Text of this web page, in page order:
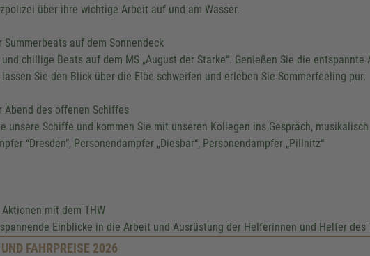
über ihre wichtige Arbeit auf und am Wasser.
Summerbeats auf dem Sonnendeck
chillige Beats auf dem MS „August der Starke“. Genießen Sie die entspannte
lassen Sie den Blick über die Elbe schweifen und erleben Sie Sommerfeeling pur.
Abend des offenen Schiffes
unsere Schiffe und kommen Sie mit unseren Kollegen ins Gespräch,
“Dresden”, Personendampfer „Diesbar“, Personendampfer „Pillnitz“
mit dem THW
Einblicke in die Arbeit und Ausrüstung der Helferinnen und Helfer des
FAHRPREISE 2026